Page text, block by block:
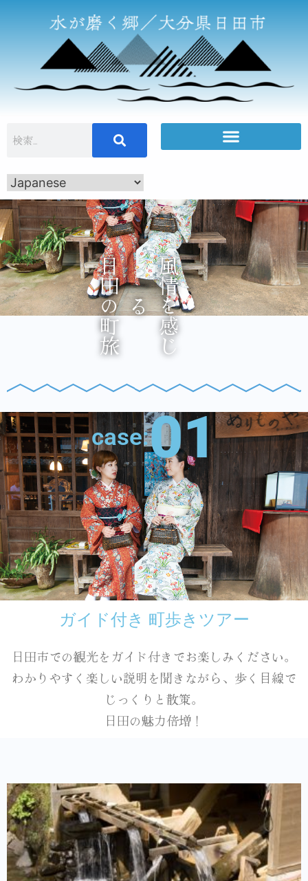
風
情
を感
じ
る
日田の町旅
case:01
ガイド付き 町歩きツアー
日田市での観光をガイド付きでお楽しみください。
わかりやすく楽しい説明を聞きながら、歩く目線で
じっくりと散策。
日田の魅力倍増！